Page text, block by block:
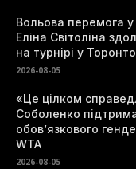
Вольова перемога у
Еліна Світоліна
на турнірі у Торонто
2026-08-05
«Це цілком
Соболенко
обов’язкового
WTA
2026-08-05